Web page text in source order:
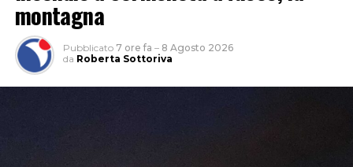
montagna
Pubblicato 7 ore fa – 8 Agosto 2026
da Roberta Sottoriva